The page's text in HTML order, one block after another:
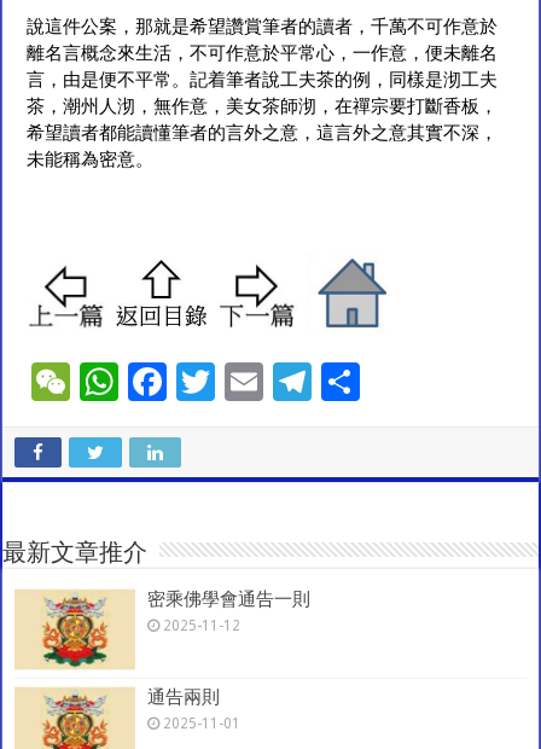
說這件公案，那就是希望讚賞筆者的讀者，千萬不可作意於
離名言概念來生活，不可作意於平常心，一作意，便未離名
言，由是便不平常。記着筆者說工夫茶的例，同樣是沏工夫
茶，潮州人沏，無作意，美女茶師沏，在禪宗要打斷香板，
希望讀者都能讀懂筆者的言外之意，這言外之意其實不深，
未能稱為密意。
W
C
h
at
W
at
sA
p
p
F
e
b
o
k
T
er
E
l
T
gr
a
e
最新文章推介
密乘佛學會通告一則
2025-11-12
通告兩則
2025-11-01